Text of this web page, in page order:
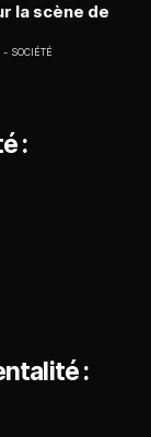
la scène de
SOCIÉTÉ
:
: